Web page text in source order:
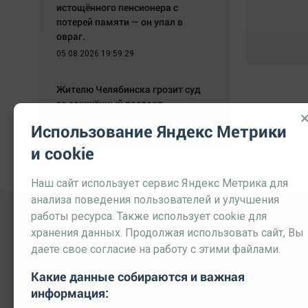
истощённого пенсионера с
потерей памяти — он упал в
овраг.
05.08.2026 19:59:29
Жителю Челябинска грозит суд
за сожжённый паспорт.
Использование Яндекс Метрики
и cookie
Наш сайт использует сервис Яндекс Метрика для
анализа поведения пользователей и улучшения
работы ресурса. Также использует cookie для
хранения данных. Продолжая использовать сайт, Вы
даете свое согласие на работу с этими файлами.
Какие данные собираются и важная
информация: